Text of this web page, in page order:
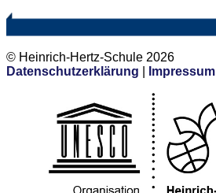
© Heinrich-Hertz-Schule 2026
Datenschutzerklärung
Impressum